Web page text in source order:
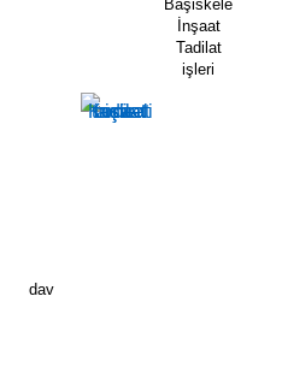
Başiskele
İnşaat
Tadilat
işleri
dav